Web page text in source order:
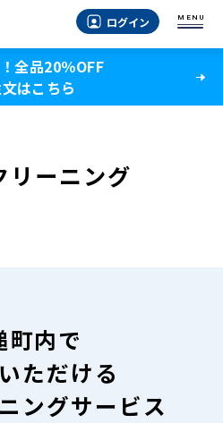
ログイン MENU
全品20％OFF
はこちら
リーニング
町内で
ただける
ングサービス